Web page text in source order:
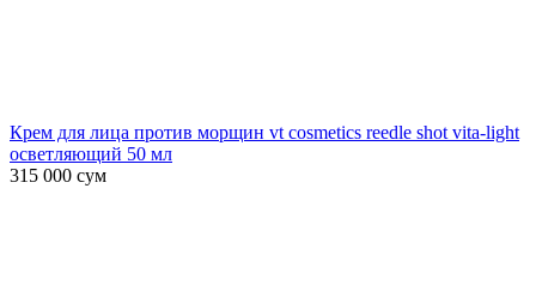
Крем для лица против морщин vt cosmetics reedle shot vita-light
осветляющий 50 мл
315 000 сум